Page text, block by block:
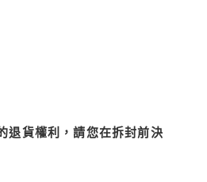
退貨權利，請您在拆封前決